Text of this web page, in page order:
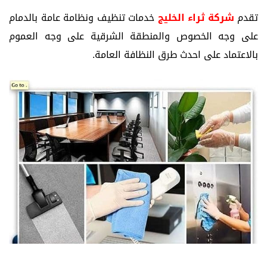
تقدم شركة ثراء الخليجخدمات تنظيف ونظامة عامة بالدمام
على وجه الخصوص والمنطقة الشرقية على وجه العموم
بالاعتماد على احدث طرق النظافة العامة.